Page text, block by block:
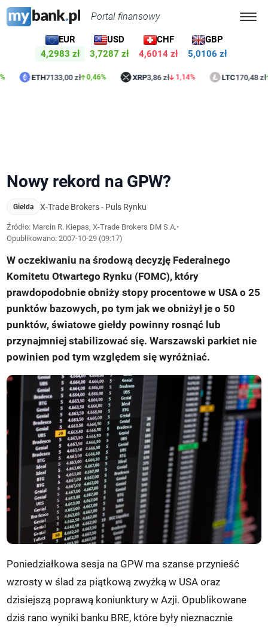
Portal finansowy
EUR
4,2983 zł
USD
3,7287 zł
CHF
4,6014 zł
GBP
5,0106 zł
ETH 7133,00 zł 0,46% XRP 3,86 zł 1,14% LTC 170,48 zł 1,74%
Nowy rekord na GPW?
Giełda X-Trade Brokers - Puls Rynku
Źródło: Marcin R. Kiepas, X-Trade Brokers DM S.A.•
Opublikowano:2007-10-29 (09:17)
W oczekiwaniu na środową decyzję Federalnego
Komitetu Otwartego Rynku (FOMC), który
prawdopodobnie obniży stopy procentowe w USA o 25
punktów bazowych, po tym jak we obniżył je o 50
punktów, światowe giełdy powinny rosnąć lub
przynajmniej stabilizować się. Warszawski parkiet nie
powinien pod tym względem się wyróżniać.
Poniedziałkowa sesja na GPW ma szanse przynieść
wzrosty w ślad za piątkową zwyżką w USA oraz
dzisiejszą poprawą koniunktury w Azji. Opublikowane
dziś rano wyniki banku BRE, które były nieznacznie